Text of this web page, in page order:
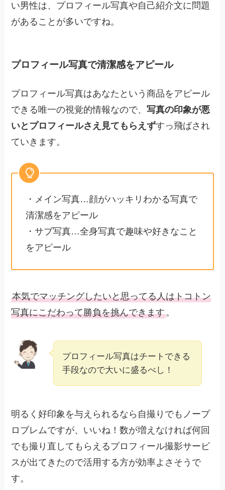
い男性は、プロフィール写真や自己紹介文に問題
があることが多いですね。
プロフィール写真で清潔感をアピール
プロフィール写真はあなたという商品をアピール
できる唯一の視覚的情報なので、写真の印象が悪
いとプロフィールさえ見てもらえずすっ飛ばされ
ていきます。
・メイン写真…顔がハッキリわかる写真で
清潔感をアピール
・サブ写真…全身写真で趣味や好きなこと
をアピール
本気でマッチングしたいと思ってる人はトコトン
写真にこだわって勝負を挑んできます。
プロフィール写真はチートできる
手段なので大いに盛るべし！
明るく好印象を与えられるなら自撮りでもノープ
ロブレムですが、いいね！数が増えなければ何回
でも撮り直してもらえるプロフィール撮影サービ
スが出てきたので活用する方が効率よさそうで
す。